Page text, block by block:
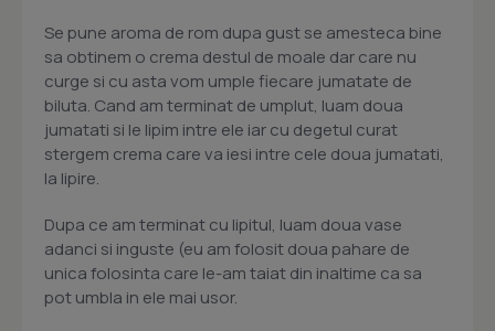
Se pune aroma de rom dupa gust se amesteca bine
sa obtinem o crema destul de moale dar care nu
curge si cu asta vom umple fiecare jumatate de
biluta. Cand am terminat de umplut, luam doua
jumatati si le lipim intre ele iar cu degetul curat
stergem crema care va iesi intre cele doua jumatati,
la lipire.
Dupa ce am terminat cu lipitul, luam doua vase
adanci si inguste (eu am folosit doua pahare de
unica folosinta care le-am taiat din inaltime ca sa
pot umbla in ele mai usor.